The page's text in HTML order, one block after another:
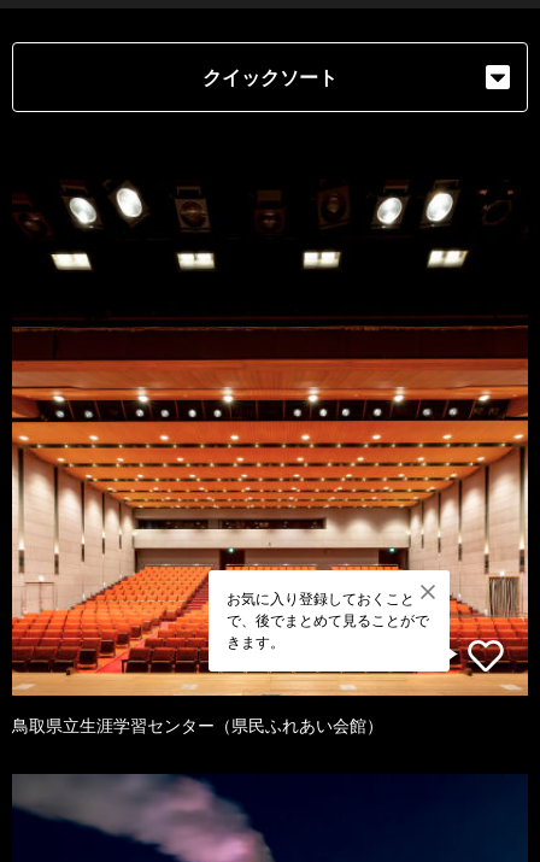
クイックソート
お気に入り登録しておくこと
で、後でまとめて見ることがで
きます。
鳥取県立生涯学習センター（県民ふれあい会館）